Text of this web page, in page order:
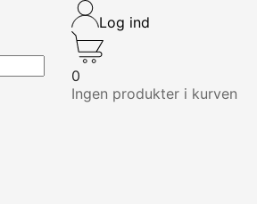
Log ind
0
Ingen produkter i kurven